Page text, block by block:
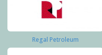
Regal Petroleum